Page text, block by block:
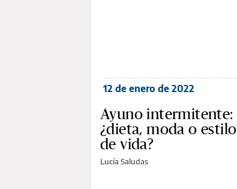
12 de enero de 2022
Ayuno intermitente:
¿dieta, moda o estilo
de vida?
Lucía Saludas